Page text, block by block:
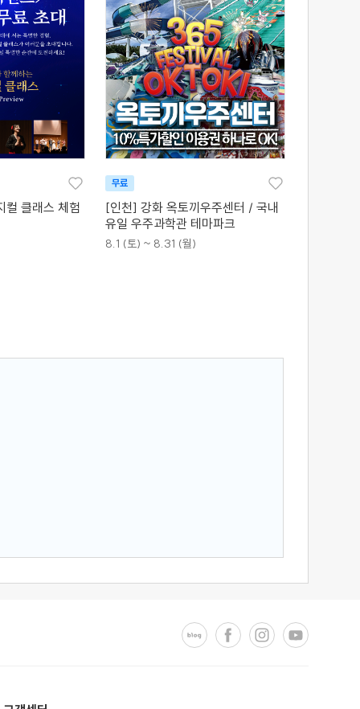
컬 클래스 체험
무료
[인천] 강화 옥토끼우주센터 / 국내
유일 우주과학관 테마파크
8.1 (토) ~ 8.31 (월)